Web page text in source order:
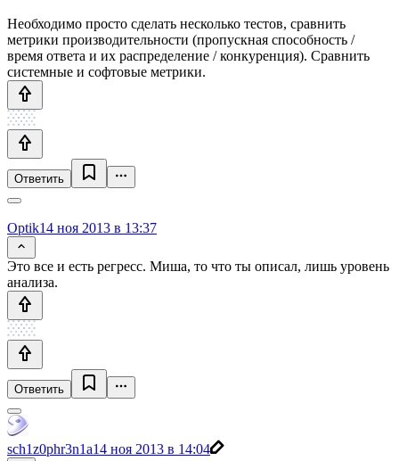
Необходимо просто сделать несколько тестов, сравнить
метрики производительности (пропускная способность /
время ответа и их распределение / конкуренция). Сравнить
системные и софтовые метрики.
Ответить
Optik14 ноя 2013 в 13:37
Это все и есть регресс. Миша, то что ты описал, лишь уровень
анализа.
Ответить
sch1z0phr3n1a14 ноя 2013 в 14:04